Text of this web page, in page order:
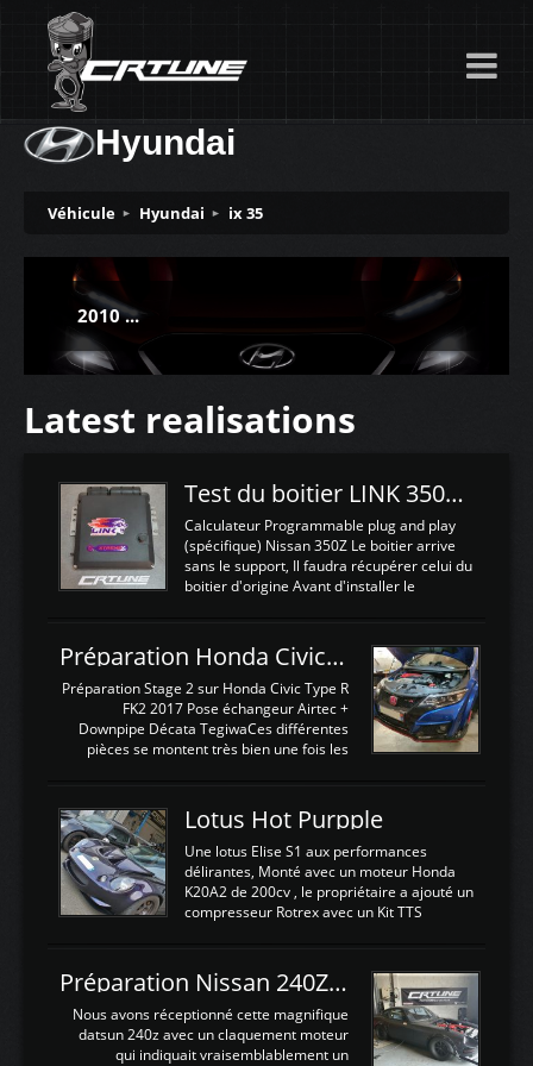
Hyundai
Véhicule Hyundai ix 35
2010 ...
Latest realisations
Test du boitier LINK 350Z Plugin ECU
Calculateur Programmable plug and play
(spécifique) Nissan 350Z Le boitier arrive
sans le support, Il faudra récupérer celui du
boitier d'origine Avant d'installer le
d'envoyer l'information de la large bande
dans le boitier. sydney sweeney deepfake
La sortie 0-5V de l'afr sera connectée sur
l'entrée AN Volt 8 et GndAN pour
Analogique, et Volt car l'information est une
tension (Pas une résistance variable d'un
est temps de brancher le ...
Préparation Honda Civic Type R FK2
Préparation Stage 2 sur Honda Civic Type R
FK2 2017 Pose échangeur Airtec +
Downpipe Décata TegiwaCes différentes
pièces se montent très bien une fois les
légere découpe du plastique inferieur,
negénant en rien la structure ou le
fonctionnement du fond plat. Une
reprogrammation Stage 2 est faite sur le
calculateur d'origine. Une alternative
économique au passage sur Hondata
d'origine 310cv et 400Nn , Une fois
reprogrammé et les ...
Lotus Hot Purpple
Une lotus Elise S1 aux performances
délirantes, Monté avec un moteur Honda
K20A2 de 200cv , le propriétaire a ajouté un
compresseur Rotrex avec un Kit TTS
d'augmenter la puissance de son moteur:
un watercooler a été ajouté. 300Cv sans
échangeurLa lotus équipée d'un Hondata
Kpro et d'une large bande pour le réglage
Avantages et inconvénients d'un
Préparation Nissan 240Z SR20DET
Nous avons réceptionné cette magnifique
datsun 240z avec un claquement moteur
qui indiquait vraisemblablement un